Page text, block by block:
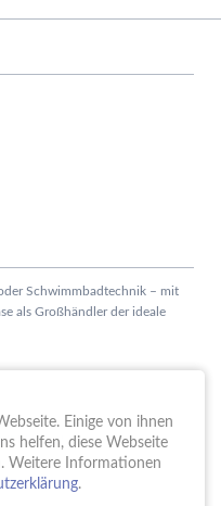
Schwimmbadtechnik – mit
als Großhändler der ideale
Einige von ihnen
helfen, diese Webseite
Weitere Informationen
.